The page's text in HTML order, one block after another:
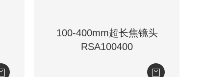
100-400mm超长焦镜头
RSA100400